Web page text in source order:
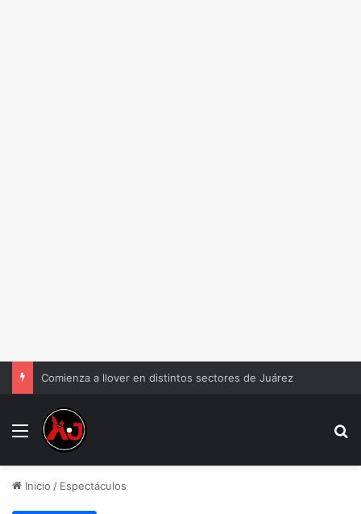
Comienza a llover en distintos sectores de Juárez
Menu
Inicio / Espectáculos